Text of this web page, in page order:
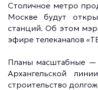
Молодёжь Москвы
Все новости
Столичное метро
Москве будут
станций. Об этом мэр
эфире телеканалов
Планы масштабные —
Архангельской
строительство